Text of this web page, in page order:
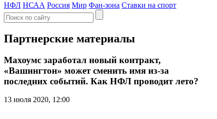
НФЛ НСАА Россия Мир Фан-зона Ставки на спорт
Партнерские материалы
Махоумс заработал новый контракт,
«Вашингтон» может сменить имя из-за
последних событий. Как НФЛ проводит лето?
13 июля 2020, 12:00